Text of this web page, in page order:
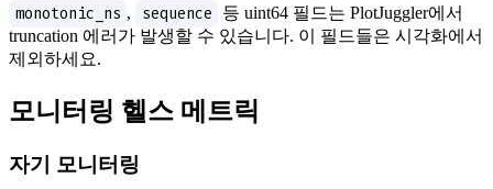
monotonic_ns , sequence
등 uint64 필드는 PlotJuggler에서
truncation 에러가 발생할 수 있습니다. 이 필드들은 시각화에서
제외하세요.
모니터링 헬스 메트릭
자기 모니터링